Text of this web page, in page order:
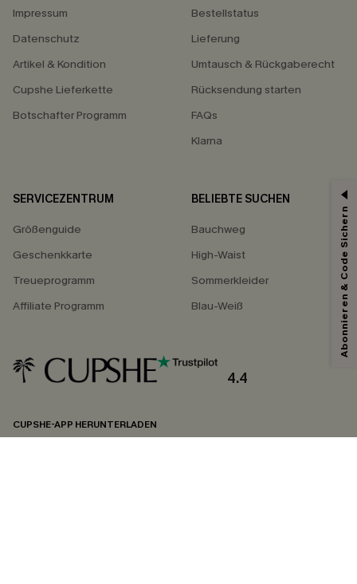
Impressum
Datenschutz
Artikel & Kondition
Cupshe Lieferkette
Botschafter Programm
Bestellstatus
Lieferung
Umtausch & Rückgaberecht
Rücksendung starten
FAQs
Klarna
SERVICEZENTRUM
Größenguide
Geschenkkarte
Treueprogramm
Affiliate Programm
BELIEBTE SUCHEN
Bauchweg
High-Waist
Sommerkleider
Blau-Weiß
4.4
CUPSHE-APP HERUNTERLADEN
Abonnieren & Code Sichern